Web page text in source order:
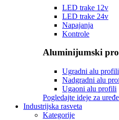
LED trake 12v
LED trake 24v
Napajanja
Kontrole
Aluminijumski
Ugradni alu profili
Nadgradni alu
Ugaoni alu profili
Pogledajte ideje za
Industrijska rasveta
Kategorije